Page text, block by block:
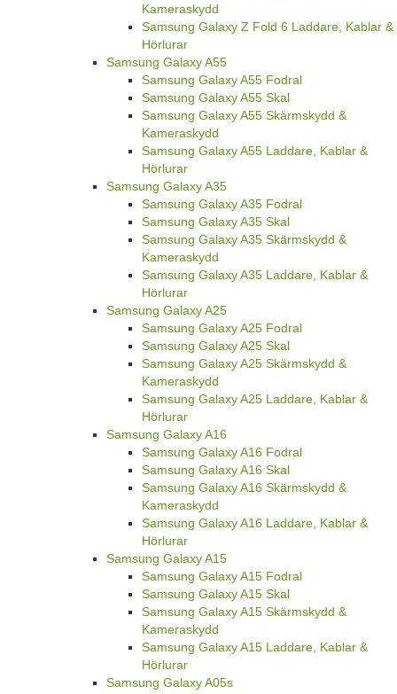
Kameraskydd
Samsung Galaxy Z Fold 6 Laddare, Kablar &
Hörlurar
Samsung Galaxy A55
Samsung Galaxy A55 Fodral
Samsung Galaxy A55 Skal
Samsung Galaxy A55 Skärmskydd &
Kameraskydd
Samsung Galaxy A55 Laddare, Kablar &
Hörlurar
Samsung Galaxy A35
Samsung Galaxy A35 Fodral
Samsung Galaxy A35 Skal
Samsung Galaxy A35 Skärmskydd &
Kameraskydd
Samsung Galaxy A35 Laddare, Kablar &
Hörlurar
Samsung Galaxy A25
Samsung Galaxy A25 Fodral
Samsung Galaxy A25 Skal
Samsung Galaxy A25 Skärmskydd &
Kameraskydd
Samsung Galaxy A25 Laddare, Kablar &
Hörlurar
Samsung Galaxy A16
Samsung Galaxy A16 Fodral
Samsung Galaxy A16 Skal
Samsung Galaxy A16 Skärmskydd &
Kameraskydd
Samsung Galaxy A16 Laddare, Kablar &
Hörlurar
Samsung Galaxy A15
Samsung Galaxy A15 Fodral
Samsung Galaxy A15 Skal
Samsung Galaxy A15 Skärmskydd &
Kameraskydd
Samsung Galaxy A15 Laddare, Kablar &
Hörlurar
Samsung Galaxy A05s